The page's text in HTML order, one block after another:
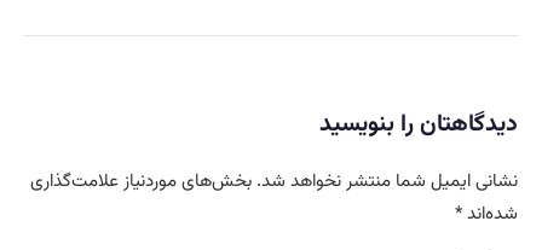
دیدگاهتان را بنویسید
نشانی ایمیل شما منتشر نخواهد شد. بخش‌های موردنیاز علامت‌گذاری
شده‌اند*